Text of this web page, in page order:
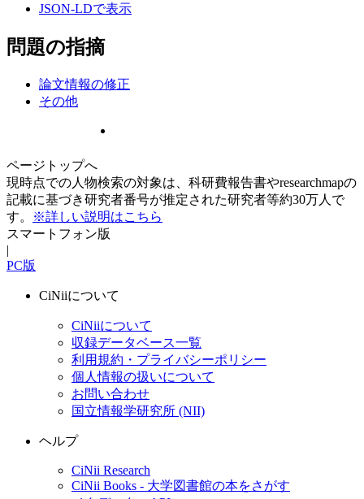
JSON-LDで表示
問題の指摘
論文情報の修正
その他
ページトップへ
現時点での人物検索の対象は、科研費報告書やresearchmapの
記載に基づき研究者番号が推定された研究者等約30万人で
す。
※詳しい説明はこちら
スマートフォン版
|
PC版
CiNiiについて
CiNiiについて
収録データベース一覧
利用規約・プライバシーポリシー
個人情報の扱いについて
お問い合わせ
国立情報学研究所 (NII)
ヘルプ
CiNii Research
CiNii Books - 大学図書館の本をさがす